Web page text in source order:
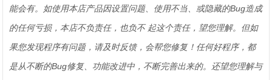
能会有。如使用本店产品因设置问题、使用不当、或隐藏的Bug造成
的任何亏损，本店不负责任，也负不 起这个责任，望您理解。但如
果您发现程序有问题，请及时反馈，会帮您修复！任何好程序，都
是从不断的Bug修复、功能改进中，不断完善出来的。还望您理解与